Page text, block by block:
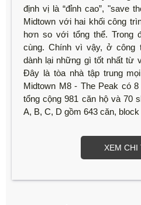
định vị là “đỉnh cao”, "save
Midtown với hai khối công
hơn so với tổng thể. Trong
cùng. Chính vì vậy, ở công
dành lại những gì tốt nhất từ
Đây là tòa nhà tập trung
Midtown M8 - The Peak có
tổng cộng 981 căn hộ và 70
A, B, C, D gồm 643 căn,
XEM CHI